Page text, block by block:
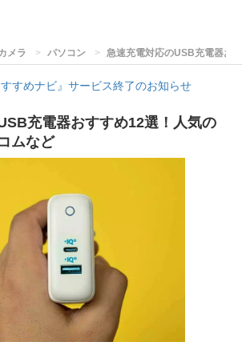
メラ パソコン 急速充電対応のUSB充電器お
すすめナビ』サービス終了のお知らせ
充電器おすすめ12選！人気の
ムなど